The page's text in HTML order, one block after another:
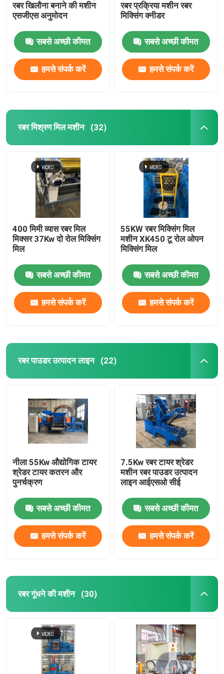
स्वचालित छोटे सामग्री वजन प्रणाली
रबर खिलौना बनाने की मशीन
एसजीएस अनुमोदन
सबसे अच्छी कीमत
हमसे संपर्क करें
रबर प्रक्रिया मशीन रबर
मिक्सिंग क्नीडर
सबसे अच्छी कीमत
हमसे संपर्क करें
रबर मिश्रण मिल मशीन (32)
400 मिमी व्यास रबर मिल
मिक्सर 37Kw दो रोल मिक्सिंग
मिल
सबसे अच्छी कीमत
हमसे संपर्क करें
55KW रबर मिक्सिंग मिल
मशीन XK450 टू रोल ओपन
मिक्सिंग मिल
सबसे अच्छी कीमत
हमसे संपर्क करें
रबर पाउडर उत्पादन लाइन (22)
नीला 55Kw औद्योगिक टायर
श्रेडर टायर कतरन और
पुनर्चक्रण
सबसे अच्छी कीमत
हमसे संपर्क करें
7.5Kw रबर टायर श्रेडर
मशीन रबर पाउडर उत्पादन
लाइन आईएसओ सीई
सबसे अच्छी कीमत
हमसे संपर्क करें
रबर गूंधने की मशीन (30)